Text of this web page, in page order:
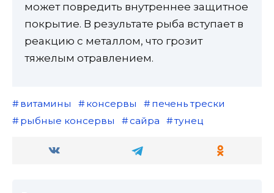
может повредить внутреннее защитное
покрытие. В результате рыба вступает в
реакцию с металлом, что грозит
тяжелым отравлением.
витамины консервы
печень трески
рыбные консервы
сайра тунец